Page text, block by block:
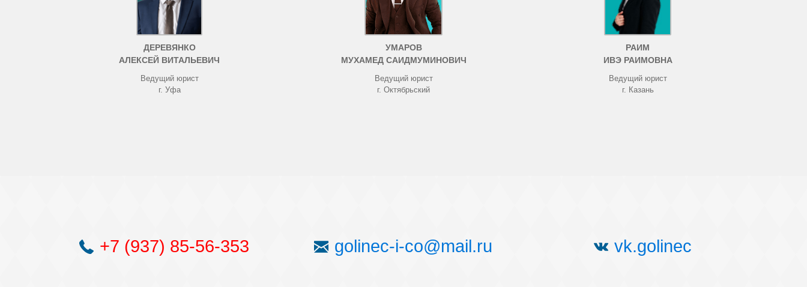
ДЕРЕВЯНКО
АЛЕКСЕЙ ВИТАЛЬЕВИЧ
Ведущий юрист
г. Уфа
УМАРОВ
МУХАМЕД САИДМУМИНОВИЧ
Ведущий юрист
г. Октябрьский
РАИМ
ИВЭ РАИМОВНА
Ведущий юрист
г. Казань
+7 (937) 85-56-353 golinec-i-co@mail.ru vk.golinec